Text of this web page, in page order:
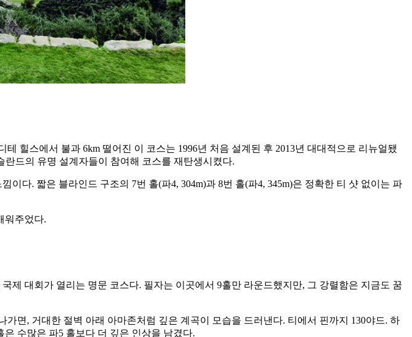
힐스에서 불과 6km 떨어진 이 코스는 1996년 처음 설계된 후 2013년 대대적으로 리뉴얼됐
드의 유명 설계자들이 참여해 코스를 재탄생시켰다.
다. 짧은 블라인드 구조의 7번 홀(파4, 304m)과 8번 홀(파4, 345m)은 정확한 티 샷 없이는 파
워주었다.
제 대회가 열리는 명문 코스다. 필자는 이곳에서 9홀만 라운드했지만, 그 강렬함은 지금도 꿈
면, 거대한 절벽 아래 아마존처럼 깊은 계곡이 모습을 드러낸다. 티에서 핀까지 130야드. 하
수많은 파5 홀보다 더 깊은 인상을 남겼다.